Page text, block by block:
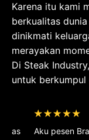
Karena itu kami
berkualitas
dinikmati
merayakan
Di Steak
untuk
Aku pesen